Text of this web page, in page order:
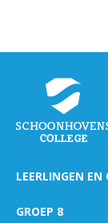
LEERLINGEN EN
GROEP 8